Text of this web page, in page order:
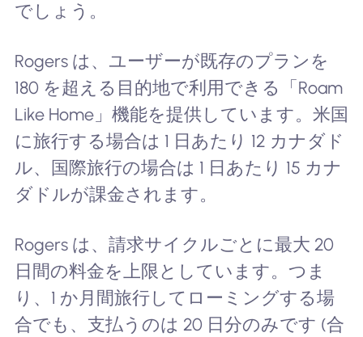
でしょう。
Rogers は、ユーザーが既存のプランを
180 を超える目的地で利用できる「Roam
Like Home」機能を提供しています。米国
に旅行する場合は 1 日あたり 12 カナダド
ル、国際旅行の場合は 1 日あたり 15 カナ
ダドルが課金されます。
Rogers は、請求サイクルごとに最大 20
日間の料金を上限としています。つま
り、1 か月間旅行してローミングする場
合でも、支払うのは 20 日分のみです (合